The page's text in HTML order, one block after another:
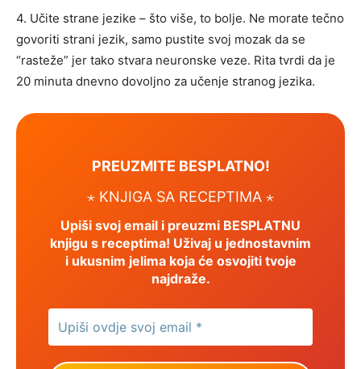
4. Učite strane jezike – što više, to bolje. Ne morate tečno
govoriti strani jezik, samo pustite svoj mozak da se
“rasteže” jer tako stvara neuronske veze. Rita tvrdi da je
20 minuta dnevno dovoljno za učenje stranog jezika.
PREUZMITE BESPLATNO!
⋆ KNJIGA SA RECEPTIMA ⋆
Upiši svoj email i preuzmi BESPLATNU
knjigu s receptima! Uživaj u jednostavnim
i ukusnim jelima koja će osvojiti tvoje
najdraže.